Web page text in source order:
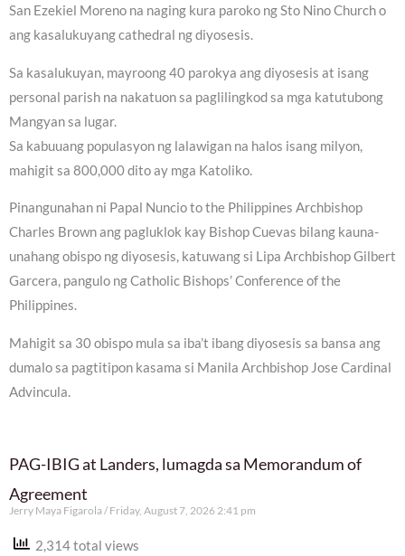
San Ezekiel Moreno na naging kura paroko ng Sto Nino Church o
ang kasalukuyang cathedral ng diyosesis.
Sa kasalukuyan, mayroong 40 parokya ang diyosesis at isang
personal parish na nakatuon sa paglilingkod sa mga katutubong
Mangyan sa lugar.
Sa kabuuang populasyon ng lalawigan na halos isang milyon,
mahigit sa 800,000 dito ay mga Katoliko.
Pinangunahan ni Papal Nuncio to the Philippines Archbishop
Charles Brown ang pagluklok kay Bishop Cuevas bilang kauna-
unahang obispo ng diyosesis, katuwang si Lipa Archbishop Gilbert
Garcera, pangulo ng Catholic Bishops’ Conference of the
Philippines.
Mahigit sa 30 obispo mula sa iba’t ibang diyosesis sa bansa ang
dumalo sa pagtitipon kasama si Manila Archbishop Jose Cardinal
Advincula.
PAG-IBIG at Landers, lumagda sa Memorandum of
Agreement
Jerry Maya Figarola Friday, August 7, 2026 2:41 pm
2,314 total views